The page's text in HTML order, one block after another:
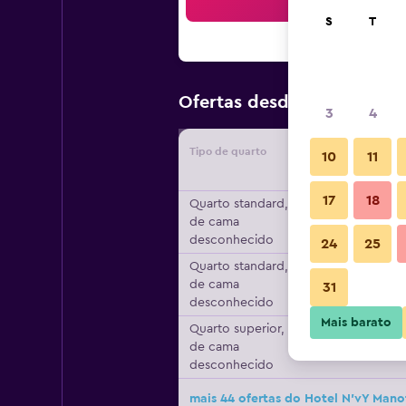
Ofertas desde preço
Tipo de quarto
Quarto standard, Tipo
de cama
desconhecido
Quarto standard, Tipo
de cama
desconhecido
Quarto superior, Tipo
de cama
desconhecido
mais 44 ofertas do Hotel N'vY
S T
3 4
10 11
17 18
24 25
31
Mais barato